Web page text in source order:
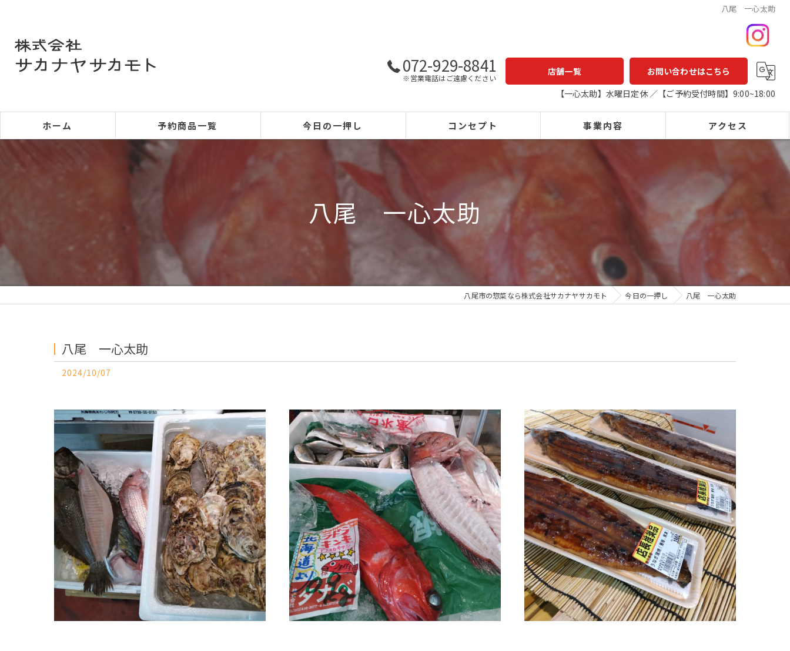
八尾 一心太助
072-929-8841
※営業電話はご遠慮ください
店舗一覧
お問い合わせはこちら
【一心太助】水曜日定休 ／【ご予約受付時間】9:00~18:00
ホーム 予約商品一覧 今日の一押し コンセプト 事業内容
鮮魚
アウトパック
アクセス
八尾 一心太助
八尾市の惣菜なら株式会社サカナヤサカモト 今日の一押し 八尾 一心太助
八尾 一心太助
2024/10/07